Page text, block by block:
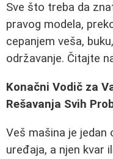
Sve što treba da
pravog modela,
cepanjem veša,
održavanje. Čitajte
Konačni Vodič za
Rešavanja Svih
Veš mašina je jedan
uređaja, a njen kvar